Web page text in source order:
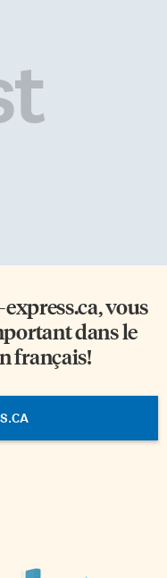
, vous
dans le
français!